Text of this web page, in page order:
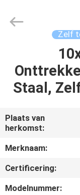
ONGEVEER
ONS
Co,LTD.
Zelf
Staal,
Plaats van
herkomst:
Merknaam:
Certificering:
Modelnummer: